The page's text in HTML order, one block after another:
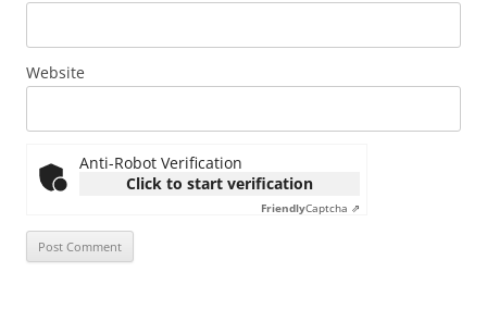
Website
Anti-Robot Verification
Click to start verification
FriendlyCaptcha ⇗